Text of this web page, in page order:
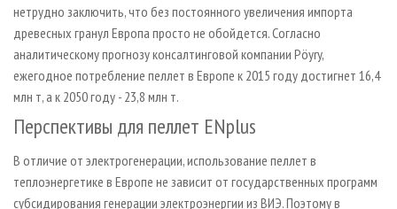
нетрудно заключить, что без постоянного увеличения импорта
древесных гранул Европа просто не обойдется. Согласно
аналитическому прогнозу консалтинговой компании Pöyry,
ежегодное потребление пеллет в Европе к 2015 году достигнет 16,4
млн т, а к 2050 году - 23,8 млн т.
Перспективы для пеллет ENplus
В отличие от электрогенерации, использование пеллет в
теплоэнергетике в Европе не зависит от государственных программ
субсидирования генерации электроэнергии из ВИЭ. Поэтому в